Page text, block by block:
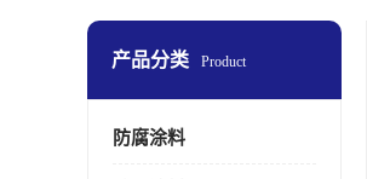
产品分类 Product
防腐涂料